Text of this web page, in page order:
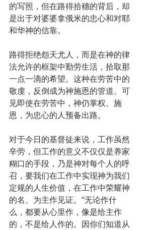
的写照，但在路得拾穗的背后，却
是出于对婆婆拿俄米的忠心和对耶
和华神的信靠。
路得拒绝怨天尤人，而是在神的律
法允许的框架中勤劳生活，拾取那
一点一滴的希望。这种在劳苦中的
敬虔，反倒成为神施恩的管道。可
见即使在劳苦中，神仍掌权、施
恩，为忠心的人预备出路。
对于今日的基督徒来说，工作虽然
辛劳，但工作的意义不仅仅是养家
糊口的手段，乃是神对每个人的呼
召，要我们在工作中实现神为我们
定规的人生价值，在工作中荣耀神
的名、为主作见证。“无论作什
么，都要从心里作，像是给主作
的，不是给人作的。因你们知道从